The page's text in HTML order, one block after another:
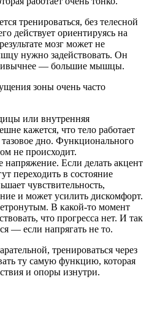
тренироваться, без телесной
действует ориентируясь на
мозг может не
нужно задействовать. Он
— большие мышцы.
зоны очень часто
или внутренняя
кажется, что тело работает
дно. Функционального
не происходит.
напряжение. Если делать акцент
переходить в состояние
чувствительность,
и может усилить дискомфорт.
В какой-то момент
что прогресса нет. И так
— если напрягать не то.
тренироваться через
ту самую функцию, которая
и опоры изнутри.